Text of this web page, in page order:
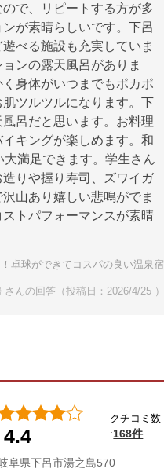
で、リピートする方が多
が素晴らしいです。下呂
べる施設も充実していま
ンの露天風呂がありま
身体がいつまでもポカポ
ツルツルになります。下
呂だと思います。お料理
キングが楽しめます。和
満足できます。学生さん
りや握り寿司、ズワイガ
山あり嬉しい悲鳴がでま
トパフォーマンスが素晴
卓球ができてコスパの良い温泉宿
んの回答（投稿日：2026/4/25 ）
4.4
クチコミ数
:168件
阜県下呂市湯之島570